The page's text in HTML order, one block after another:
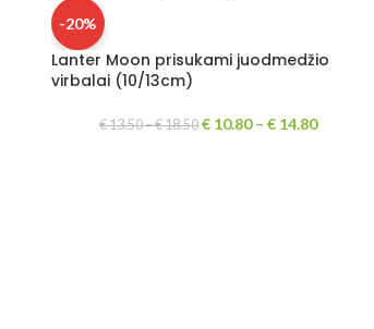
-20%
Lanter Moon prisukami juodmedžio
virbalai (10/13cm)
€13.50–€18.50 € 10.80–€ 14.80